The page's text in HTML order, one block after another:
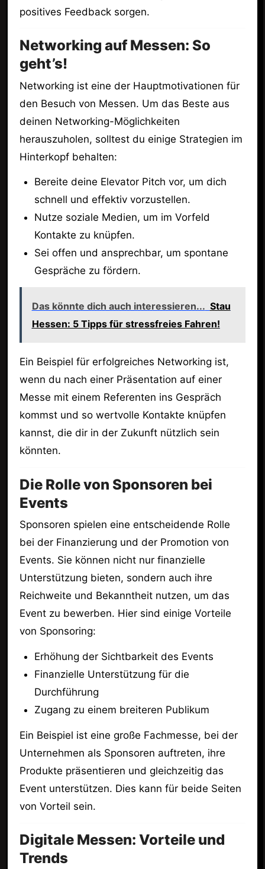
positives Feedback sorgen.
Networking auf Messen: So
geht’s!
Networking ist eine der Hauptmotivationen für
den Besuch von Messen. Um das Beste aus
deinen Networking-Möglichkeiten
herauszuholen, solltest du einige Strategien im
Hinterkopf behalten:
Bereite deine Elevator Pitch vor, um dich
schnell und effektiv vorzustellen.
Nutze soziale Medien, um im Vorfeld
Kontakte zu knüpfen.
Sei offen und ansprechbar, um spontane
Gespräche zu fördern.
Das könnte dich auch interessieren... Stau
Hessen: 5 Tipps für stressfreies Fahren!
Ein Beispiel für erfolgreiches Networking ist,
wenn du nach einer Präsentation auf einer
Messe mit einem Referenten ins Gespräch
kommst und so wertvolle Kontakte knüpfen
kannst, die dir in der Zukunft nützlich sein
könnten.
Die Rolle von Sponsoren bei
Events
Sponsoren spielen eine entscheidende Rolle
bei der Finanzierung und der Promotion von
Events. Sie können nicht nur finanzielle
Unterstützung bieten, sondern auch ihre
Reichweite und Bekanntheit nutzen, um das
Event zu bewerben. Hier sind einige Vorteile
von Sponsoring:
Erhöhung der Sichtbarkeit des Events
Finanzielle Unterstützung für die
Durchführung
Zugang zu einem breiteren Publikum
Ein Beispiel ist eine große Fachmesse, bei der
Unternehmen als Sponsoren auftreten, ihre
Produkte präsentieren und gleichzeitig das
Event unterstützen. Dies kann für beide Seiten
von Vorteil sein.
Digitale Messen: Vorteile und
Trends